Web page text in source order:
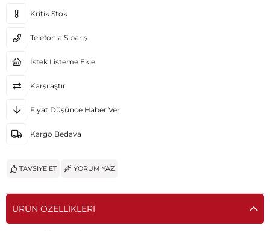
Kritik Stok
Telefonla Sipariş
İstek Listeme Ekle
Karşılaştır
Fiyat Düşünce Haber Ver
Kargo Bedava
TAVSIYE ET YORUM YAZ
ÜRÜN ÖZELLIKLERI